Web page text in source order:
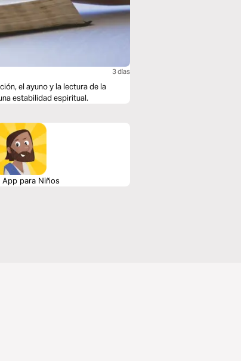
3 dias
el ayuno y la lectura de la
la relación con Dios y alcanzar una estabilidad espiritual.
App para Niños